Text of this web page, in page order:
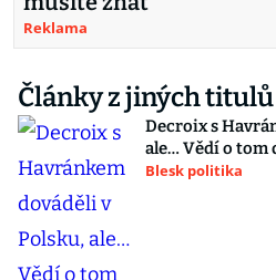
Reklama
Články z jiných titulů
Decroix s
ale… Vědí o tom
Blesk politika